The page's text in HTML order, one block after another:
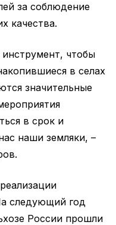
за соблюдение
качества.
чтобы
в селах
значительные
в срок и
наши земляки, –
следующий год
России прошли